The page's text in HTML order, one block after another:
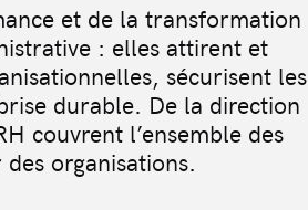
et de la transformation
: elles attirent et
sécurisent les
durable. De la direction
couvrent l’ensemble des
organisations.